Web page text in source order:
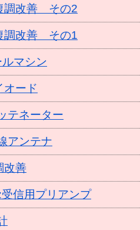
調改善 その2
調改善 その1
マシン
ード
テネーター
アンテナ
善
信用プリアンプ